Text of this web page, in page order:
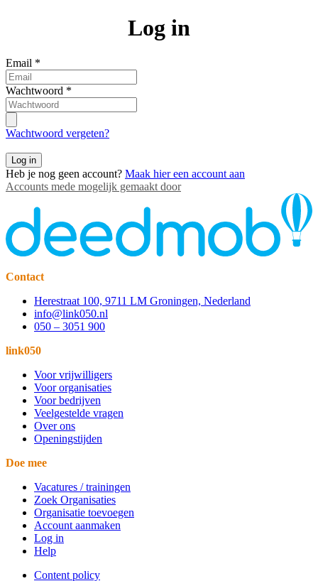
Log in
Email *
Wachtwoord *
Wachtwoord vergeten?
Log in
Heb je nog geen account? Maak hier een account aan
Accounts mede mogelijk gemaakt door
Contact
Herestraat 100, 9711 LM Groningen, Nederland
info@link050.nl
050 – 3051 900
link050
Voor vrijwilligers
Voor organisaties
Voor bedrijven
Veelgestelde vragen
Over ons
Openingstijden
Doe mee
Vacatures / trainingen
Zoek Organisaties
Organisatie toevoegen
Account aanmaken
Log in
Help
Content policy